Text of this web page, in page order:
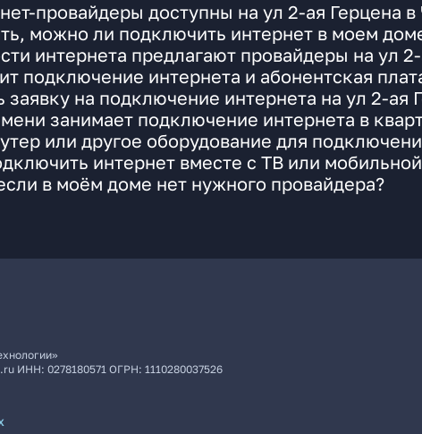
провайдеры доступны на ул 2-ая Герцена в
можно ли подключить интернет в моем
интернета предлагают провайдеры на ул
подключение интернета и абонентская
заявку на подключение интернета на ул 2-ая
занимает подключение интернета в
или другое оборудование для
интернет вместе с ТВ или
в моём доме нет нужного провайдера?
ИНН: 0278180571 ОГРН: 1110280037526